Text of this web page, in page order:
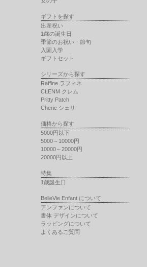
ギフトを探す
出産祝い
1歳の誕生日
季節のお祝い・節句
入園入学
ギフトセット
シリーズから探す
Raffine ラフィネ
CLENM クレム
Pritty Patch
Cherie シェリ
価格から探す
5000円以下
5000～10000円
10000～20000円
20000円以上
特集
1歳誕生日
BelleVie Enfant について
アンファンについて
書体 デザインについて
ラッピングについて
よくあるご質問